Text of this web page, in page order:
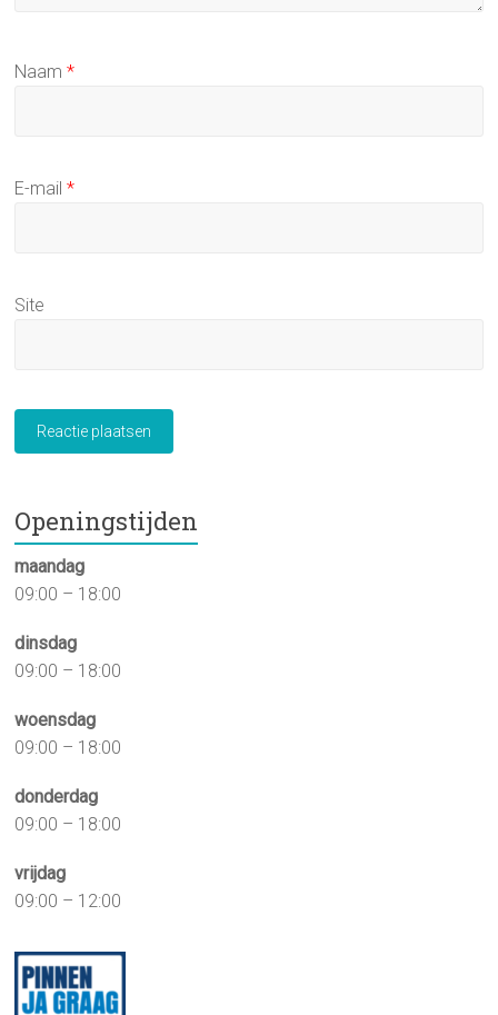
Naam*
E-mail*
Site
Openingstijden
maandag
09:00 – 18:00
dinsdag
09:00 – 18:00
woensdag
09:00 – 18:00
donderdag
09:00 – 18:00
vrijdag
09:00 – 12:00